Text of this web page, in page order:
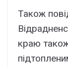
Також
краю